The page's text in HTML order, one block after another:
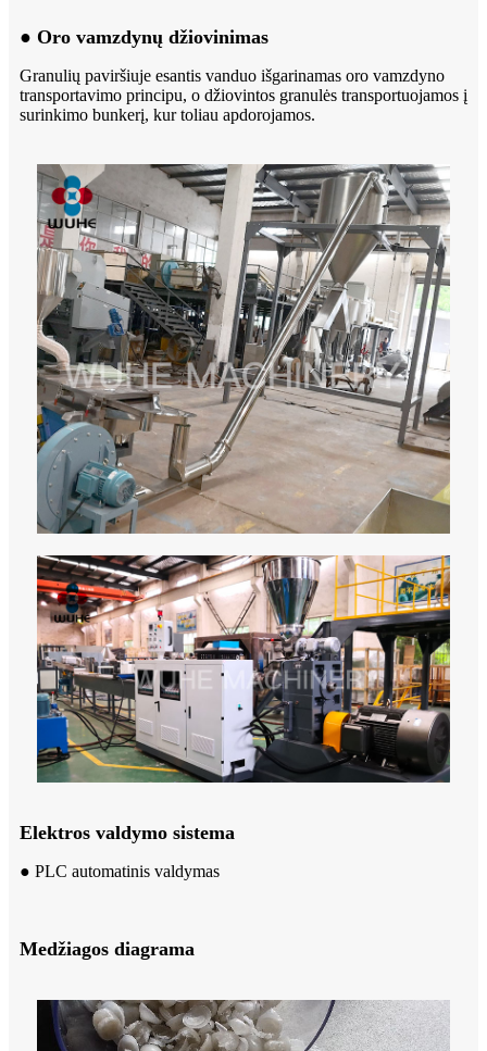
● Oro vamzdynų džiovinimas
Granulių paviršiuje esantis vanduo išgarinamas oro vamzdyno
transportavimo principu, o džiovintos granulės transportuojamos į
surinkimo bunkerį, kur toliau apdorojamos.
Elektros valdymo sistema
● PLC automatinis valdymas
Medžiagos diagrama